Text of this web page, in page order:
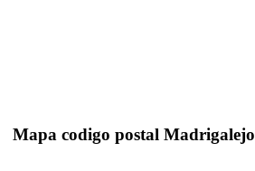
Mapa codigo postal Madrigalejo